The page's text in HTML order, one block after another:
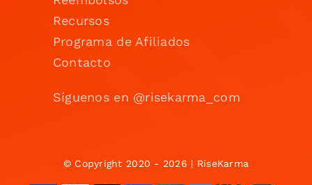
Recursos
Programa de Afiliados
Contacto
Síguenos en @risekarma_com
© Copyright 2020 - 2026 | RiseKarma